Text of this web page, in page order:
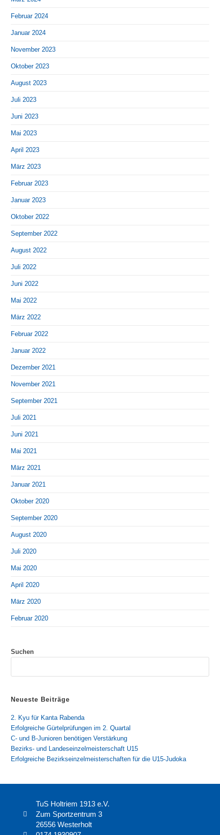
Februar 2024
Januar 2024
November 2023
Oktober 2023
August 2023
Juli 2023
Juni 2023
Mai 2023
April 2023
März 2023
Februar 2023
Januar 2023
Oktober 2022
September 2022
August 2022
Juli 2022
Juni 2022
Mai 2022
März 2022
Februar 2022
Januar 2022
Dezember 2021
November 2021
September 2021
Juli 2021
Juni 2021
Mai 2021
März 2021
Januar 2021
Oktober 2020
September 2020
August 2020
Juli 2020
Mai 2020
April 2020
März 2020
Februar 2020
Suchen
Neueste Beiträge
2. Kyu für Kanta Rabenda
Erfolgreiche Gürtelprüfungen im 2. Quartal
C- und B-Junioren benötigen Verstärkung
Bezirks- und Landeseinzelmeisterschaft U15
Erfolgreiche Bezirkseinzelmeisterschaften für die U15-Judoka
TuS Holtriem 1913 e.V.
Zum Sportzentrum 3
26556 Westerholt